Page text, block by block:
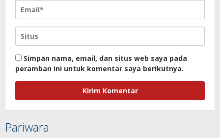
Simpan nama, email, dan situs web saya pada
peramban ini untuk komentar saya berikutnya.
Pariwara